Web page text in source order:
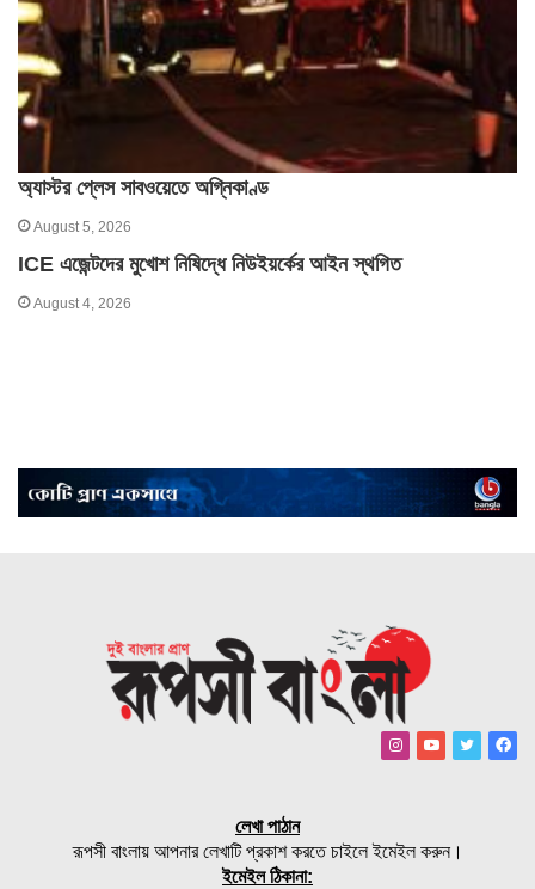
অ্যাস্টর প্লেস সাবওয়েতে অগ্নিকাণ্ড
August 5, 2026
ICE এজেন্টদের মুখোশ নিষিদ্ধে নিউইয়র্কের আইন স্থগিত
August 4, 2026
Twitter
YouTube
Instagram
লেখা পাঠান
রূপসী বাংলায় আপনার লেখাটি প্রকাশ করতে চাইলে ইমেইল করুন।
ইমেইল ঠিকানা: